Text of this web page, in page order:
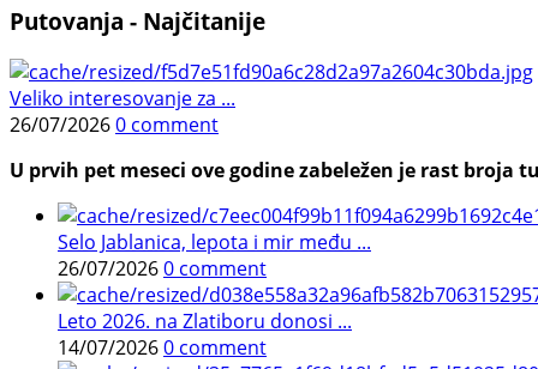
Putovanja - Najčitanije
Veliko interesovanje za ...
26/07/20260 comment
U prvih pet meseci ove godine zabeležen je rast
Selo Jablanica, lepota i mir među ...
26/07/20260 comment
Leto 2026. na Zlatiboru donosi ...
14/07/20260 comment